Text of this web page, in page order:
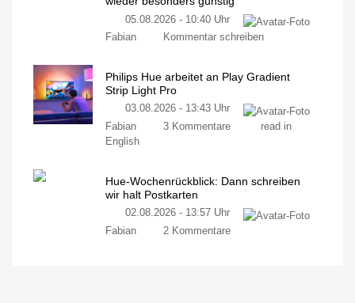
05.08.2026 - 10:40 Uhr
Fabian
Kommentar schreiben
Philips Hue arbeitet an Play Gradient
Strip Light Pro
03.08.2026 - 13:43 Uhr
Fabian
3 Kommentare
read in
English
Hue-Wochenrückblick: Dann schreiben
wir halt Postkarten
02.08.2026 - 13:57 Uhr
Fabian
2 Kommentare